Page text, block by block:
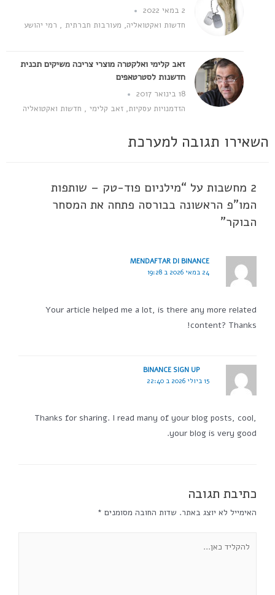
2 במאי 2022
חדשות ואקטואליה, מעורבות חברתית , רמי יהושע
זאב קלימי ואלקטרה מוצרי צריכה משיקים תכנית
חדשנות לסטרטאפים
18 בינואר 2017
הזדמנויות עסקיות,זאב קלימי , חדשות ואקטואליה
השאירו תגובה למערכת
2 מחשבות על “מילניום פוד-טק – שותפות
המו"פ הראשונה בבורסה פתחה את המסחר
הבוקר”
MENDAFTAR DI BINANCE
24 במאי 2026 ב 19:28
Your article helped me a lot, is there any more related
content? Thanks!
BINANCE SIGN UP
15 ביולי 2026 ב 22:40
Thanks for sharing. I read many of your blog posts, cool,
your blog is very good.
כתיבת תגובה
האימייל לא יוצג באתר. שדות החובה מסומנים *